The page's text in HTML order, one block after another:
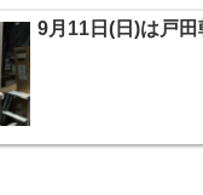
9月11日(日)は戸田